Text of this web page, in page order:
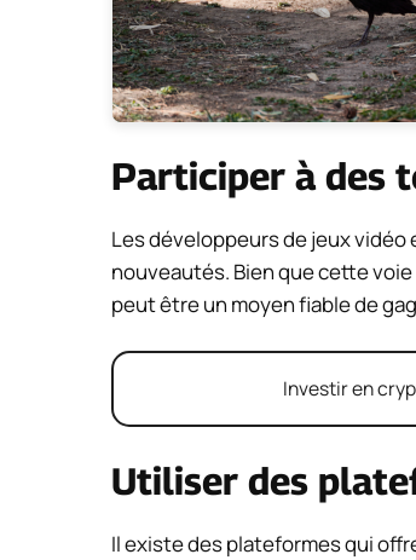
Participer à des
Les développeurs de jeux
nouveautés. Bien que cette
peut être un moyen fiable de
Investir en
Utiliser des
Il existe des plateformes qui